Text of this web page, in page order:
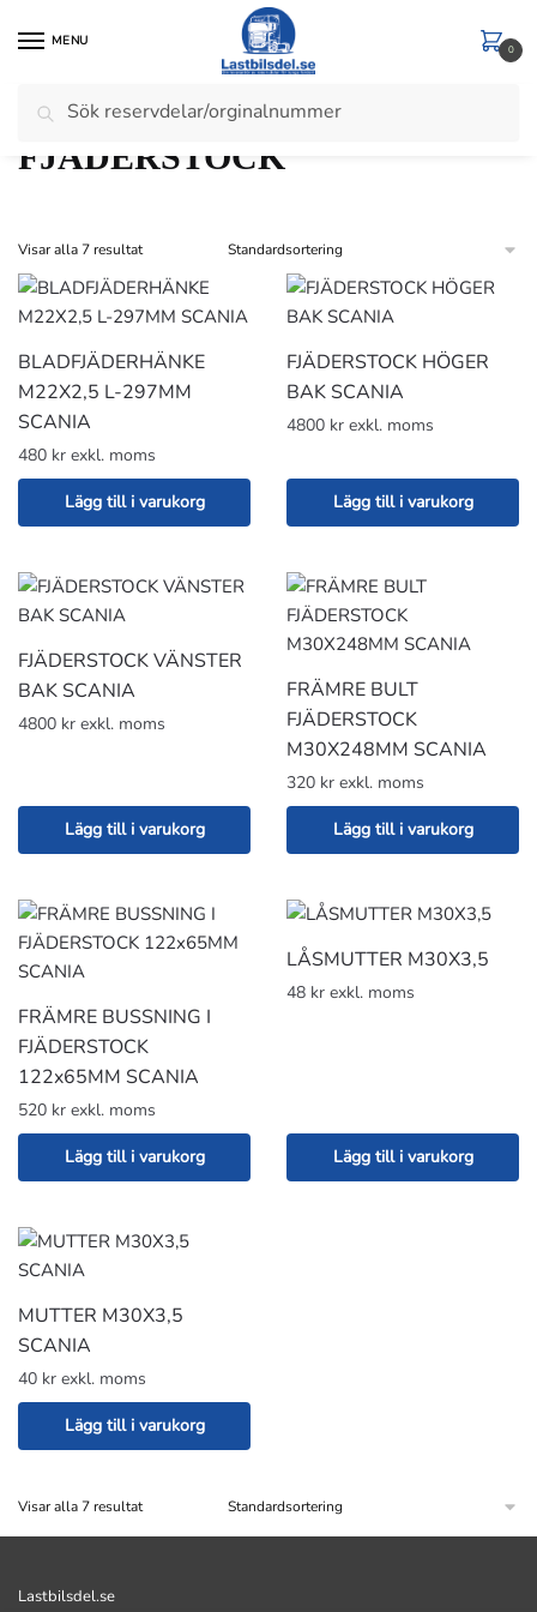
MENU
efter:
0
Hem Scania / Scania 2 Serie / BÄLG BLADFJÄDER FJÄDERSTOCK STÖTDÄMPARE
FJÄDERSTOCK
Visar alla 7 resultat
BLADFJÄDERHÄNKE
M22X2,5 L-297MM
SCANIA
480 kr exkl. moms
Lägg till i varukorg
FJÄDERSTOCK HÖGER
BAK SCANIA
4800 kr exkl. moms
Lägg till i varukorg
FJÄDERSTOCK VÄNSTER
BAK SCANIA
4800 kr exkl. moms
Lägg till i varukorg
FRÄMRE BULT
FJÄDERSTOCK
M30X248MM SCANIA
320 kr exkl. moms
Lägg till i varukorg
FRÄMRE BUSSNING I
FJÄDERSTOCK
122x65MM SCANIA
520 kr exkl. moms
Lägg till i varukorg
LÅSMUTTER M30X3,5
48 kr exkl. moms
Lägg till i varukorg
MUTTER M30X3,5
SCANIA
40 kr exkl. moms
Lägg till i varukorg
Visar alla 7 resultat
Lastbilsdel.se